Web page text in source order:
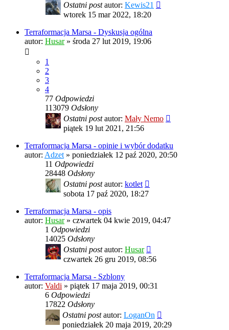
Ostatni postautor: Kewis21
wtorek 15 mar 2022, 18:20
Terraformacja Marsa - Dyskusja ogólna
autor: Husar» środa 27 lut 2019, 19:06
1
2
3
4
77 Odpowiedzi
113079 Odsłony
Ostatni postautor: Mały Nemo
piątek 19 lut 2021, 21:56
Terraformacja Marsa - opinie i wybór dodatku
autor: Adzet» poniedziałek 12 paź 2020, 20:50
11 Odpowiedzi
28448 Odsłony
Ostatni postautor: kotlet
sobota 17 paź 2020, 18:27
Terraformacja Marsa - opis
autor: Husar» czwartek 04 kwie 2019, 04:47
1 Odpowiedzi
14025 Odsłony
Ostatni postautor: Husar
czwartek 26 gru 2019, 08:56
Terraformacja Marsa - Szblony
autor: Valdi » piątek 17 maja 2019, 00:31
6 Odpowiedzi
17822 Odsłony
Ostatni postautor: LoganOn
poniedziałek 20 maja 2019, 20:29